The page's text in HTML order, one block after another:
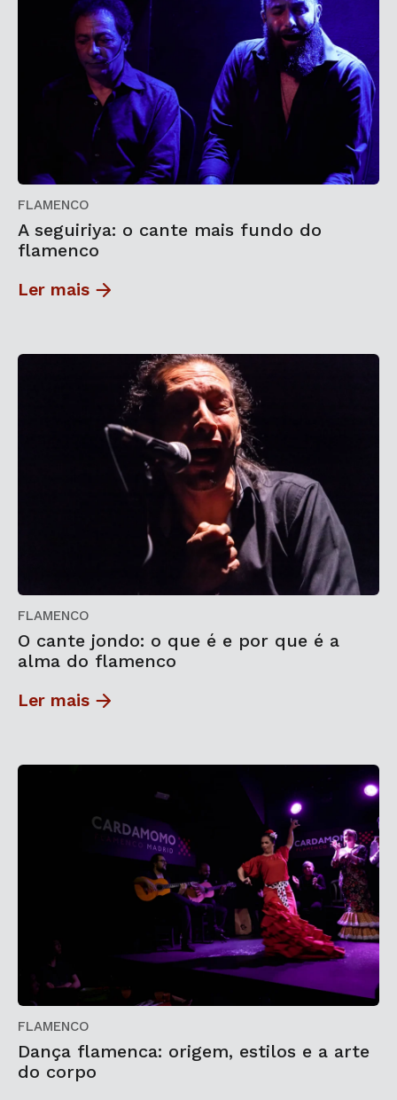
FLAMENCO
A seguiriya: o cante mais fundo do
flamenco
Ler mais
FLAMENCO
O cante jondo: o que é e por que é a
alma do flamenco
Ler mais
FLAMENCO
Dança flamenca: origem, estilos e a arte
do corpo